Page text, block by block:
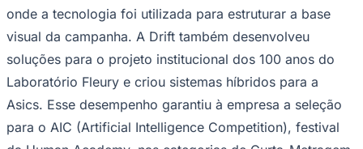
onde a tecnologia foi utilizada para estruturar a base
visual da campanha. A Drift também desenvolveu
soluções para o projeto institucional dos 100 anos do
Laboratório Fleury e criou sistemas híbridos para a
Asics. Esse desempenho garantiu à empresa a seleção
para o AIC (Artificial Intelligence Competition), festival